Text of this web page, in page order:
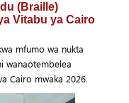
(Braille)
Vitabu ya Cairo
mfumo wa nukta
wanaotembelea
Cairo mwaka 2026.